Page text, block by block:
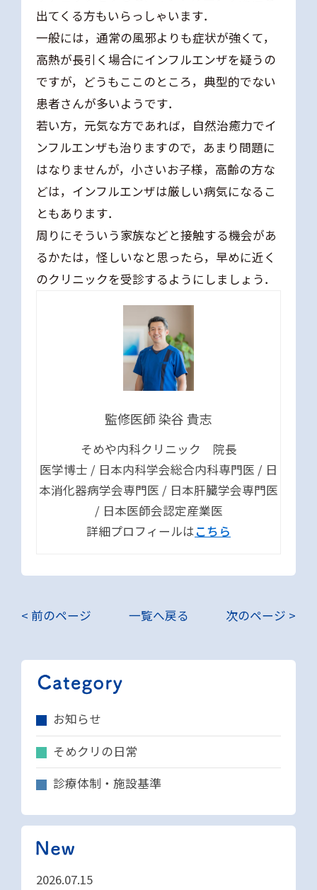
出てくる方もいらっしゃいます．
一般には，通常の風邪よりも症状が強くて，
高熱が長引く場合にインフルエンザを疑うの
ですが，どうもここのところ，典型的でない
患者さんが多いようです．
若い方，元気な方であれば，自然治癒力でイ
ンフルエンザも治りますので，あまり問題に
はなりませんが，小さいお子様，高齢の方な
どは，インフルエンザは厳しい病気になるこ
ともあります．
周りにそういう家族などと接触する機会があ
るかたは，怪しいなと思ったら，早めに近く
のクリニックを受診するようにしましょう．
監修医師 染谷 貴志
そめや内科クリニック 院長
医学博士 / 日本内科学会総合内科専門医 / 日
本消化器病学会専門医 / 日本肝臓学会専門医
/ 日本医師会認定産業医
詳細プロフィールはこちら
< 前のページ 一覧へ戻る 次のページ >
お知らせ
そめクリの日常
診療体制・施設基準
2026.07.15